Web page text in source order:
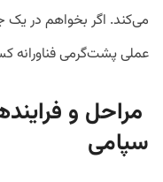
می‌کند. اگر بخواهم در یک
عملی پشت‌گرمی فناورانه
مراحل و
سپامی